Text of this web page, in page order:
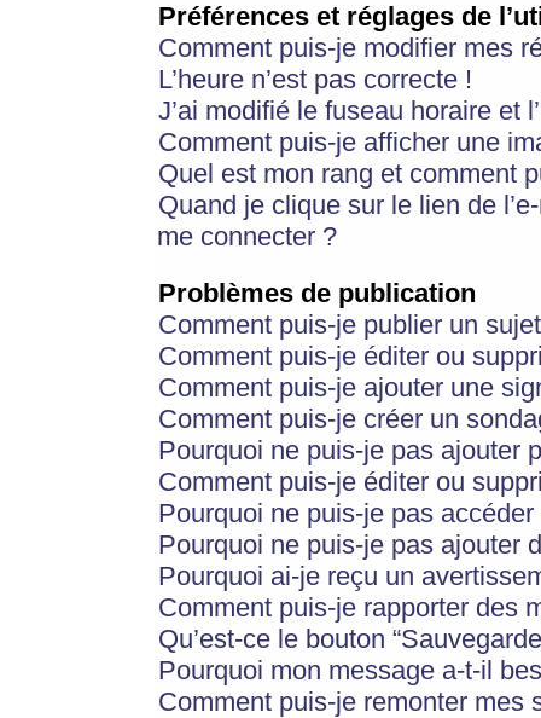
Préférences et réglages de
Comment puis-je modifier mes
L’heure n’est pas correcte !
J’ai modifié le fuseau horaire et
Comment puis-je afficher une
Quel est mon rang et comment
Quand je clique sur le lien de
me connecter ?
Problèmes de publication
Comment puis-je publier un
Comment puis-je éditer ou
Comment puis-je ajouter une
Comment puis-je créer un
Pourquoi ne puis-je pas ajouter
Comment puis-je éditer ou
Pourquoi ne puis-je pas
Pourquoi ne puis-je pas ajouter
Pourquoi ai-je reçu un
Comment puis-je rapporter des
Qu’est-ce le bouton
Pourquoi mon message a-t-il
Comment puis-je remonter mes